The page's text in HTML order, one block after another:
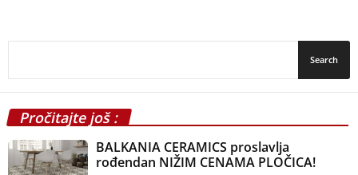
Pročitajte još :
BALKANIA CERAMICS proslavlja
rođendan NIŽIM CENAMA PLOČICA!